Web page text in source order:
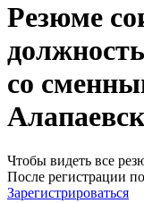
Резюме
со
Чтобы видеть все
После регистрации
Зарегистрироваться